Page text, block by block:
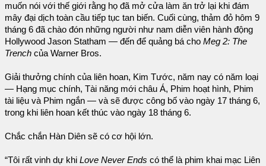
muốn nói với thế giới rằng họ đã mở cửa làm ăn trở lại khi đám
mây đại dịch toàn cầu tiếp tục tan biến. Cuối cùng, thảm đỏ hôm 9
tháng 6 đã chào đón những người như nam diễn viên hành động
Hollywood Jason Statham — đến để quảng bá cho Meg 2: The
Trench của Warner Bros.
Giải thưởng chính của liên hoan, Kim Tước, năm nay có năm loại
— Hạng mục chính, Tài năng mới châu Á, Phim hoạt hình, Phim
tài liệu và Phim ngắn — và sẽ được công bố vào ngày 17 tháng 6,
trong khi liên hoan kết thúc vào ngày 18 tháng 6.
Chắc chắn Hàn Diên sẽ có cơ hội lớn.
“Tôi rất vinh dự khi Love Never Ends có thể là phim khai mạc Liên